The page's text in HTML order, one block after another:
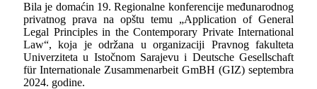
Bila je domaćin 19. Regionalne konferencije međunarodnog
privatnog prava na opštu temu „Application of General
Legal Principles in the Contemporary Private International
Law“, koja je održana u organizaciji Pravnog fakulteta
Univerziteta u Istočnom Sarajevu i Deutsche Gesellschaft
für Internationale Zusammenarbeit GmBH (GIZ) septembra
2024. godine.